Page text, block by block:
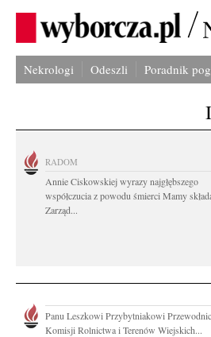
Nekrologi Odeszli Poradnik
RADOM
Annie Ciskowskiej wyrazy najgłębszego
współczucia z powodu śmierci Mamy
Zarząd...
Panu Leszkowi Przybytniakowi
Komisji Rolnictwa i Terenów Wiejskich...